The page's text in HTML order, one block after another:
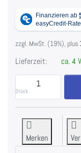
zzgl. MwSt. (19%), plus
Lieferzeit: ca. 4
Stück
Merken